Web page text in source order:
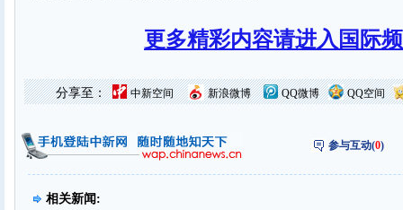
更多精彩内容请进入国际
QQ空间
QQ微博
新浪微博
中新空间
分享至：
参与互动(0)
相关新闻: